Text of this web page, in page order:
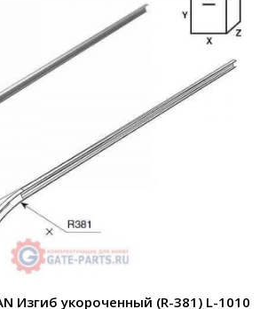
Изгиб укороченный (R-381) L-1010